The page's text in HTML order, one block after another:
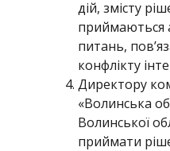
дій, змісту
приймаються
питань,
конфлікту
Директору
«Волинська
Волинської
приймати